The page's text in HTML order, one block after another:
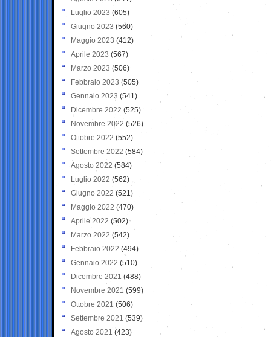
Luglio 2023 (605)
Giugno 2023 (560)
Maggio 2023 (412)
Aprile 2023 (567)
Marzo 2023 (506)
Febbraio 2023 (505)
Gennaio 2023 (541)
Dicembre 2022 (525)
Novembre 2022 (526)
Ottobre 2022 (552)
Settembre 2022 (584)
Agosto 2022 (584)
Luglio 2022 (562)
Giugno 2022 (521)
Maggio 2022 (470)
Aprile 2022 (502)
Marzo 2022 (542)
Febbraio 2022 (494)
Gennaio 2022 (510)
Dicembre 2021 (488)
Novembre 2021 (599)
Ottobre 2021 (506)
Settembre 2021 (539)
Agosto 2021 (423)